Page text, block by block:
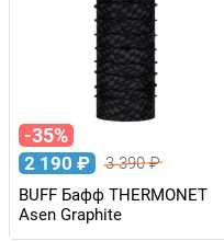
-35%
2 190 ₽ 3 390₽
BUFF Бафф THERMONET
Asen Graphite